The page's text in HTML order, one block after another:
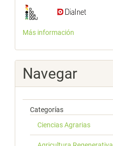
Más información
Navegar
Categorías
Ciencias Agrarias